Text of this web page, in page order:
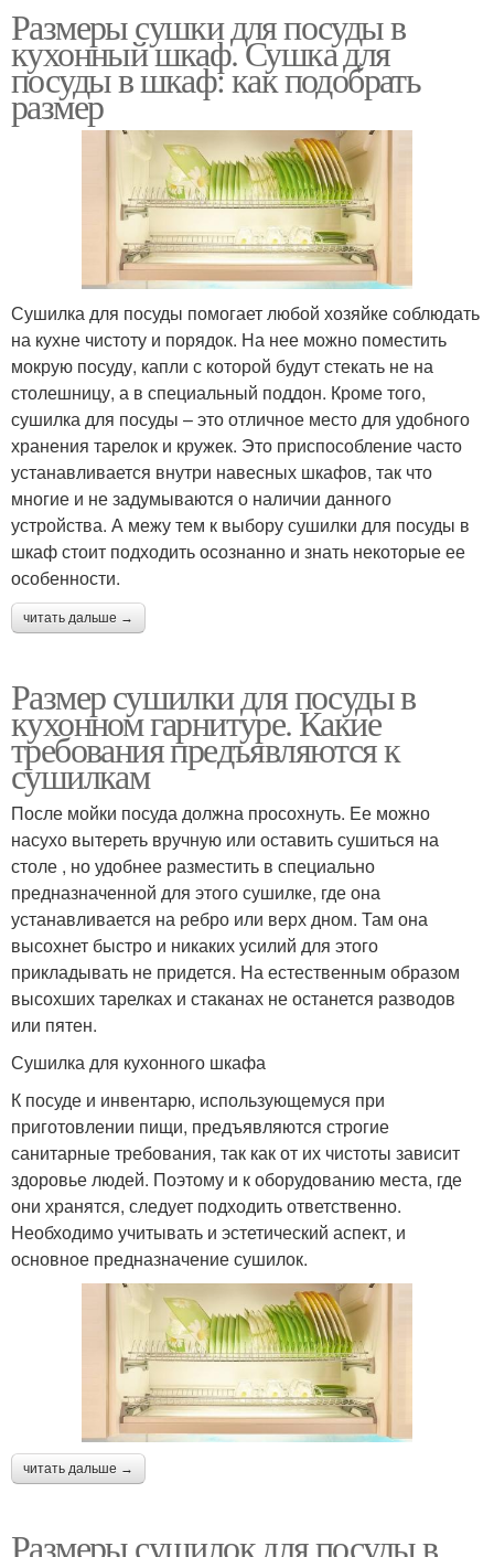
Размеры сушки для посуды в
кухонный шкаф. Сушка для
посуды в шкаф: как подобрать
размер
Сушилка для посуды помогает любой хозяйке соблюдать
на кухне чистоту и порядок. На нее можно поместить
мокрую посуду, капли с которой будут стекать не на
столешницу, а в специальный поддон. Кроме того,
сушилка для посуды – это отличное место для удобного
хранения тарелок и кружек. Это приспособление часто
устанавливается внутри навесных шкафов, так что
многие и не задумываются о наличии данного
устройства. А межу тем к выбору сушилки для посуды в
шкаф стоит подходить осознанно и знать некоторые ее
особенности.
читать дальше →
Размер сушилки для посуды в
кухонном гарнитуре. Какие
требования предъявляются к
сушилкам
После мойки посуда должна просохнуть. Ее можно
насухо вытереть вручную или оставить сушиться на
столе , но удобнее разместить в специально
предназначенной для этого сушилке, где она
устанавливается на ребро или верх дном. Там она
высохнет быстро и никаких усилий для этого
прикладывать не придется. На естественным образом
высохших тарелках и стаканах не останется разводов
или пятен.
Сушилка для кухонного шкафа
К посуде и инвентарю, использующемуся при
приготовлении пищи, предъявляются строгие
санитарные требования, так как от их чистоты зависит
здоровье людей. Поэтому и к оборудованию места, где
они хранятся, следует подходить ответственно.
Необходимо учитывать и эстетический аспект, и
основное предназначение сушилок.
читать дальше →
Размеры сушилок для посуды в